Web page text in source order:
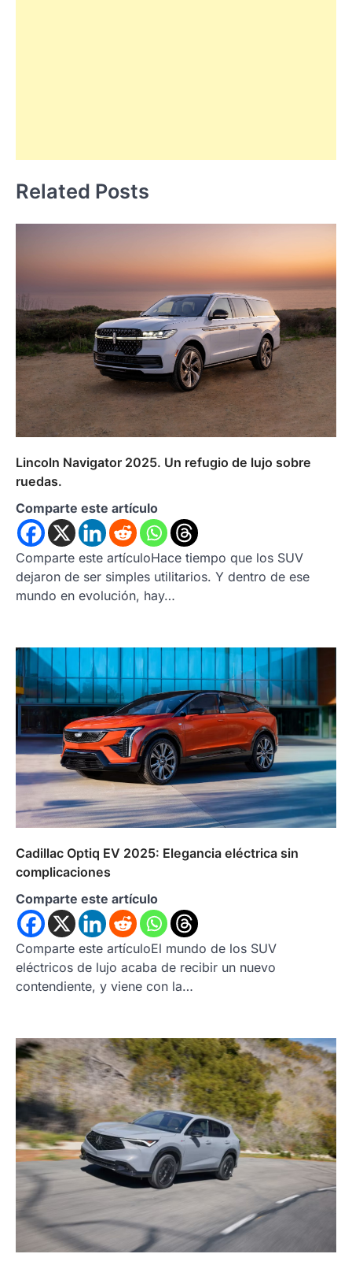
Related Posts
Lincoln Navigator 2025. Un refugio de lujo sobre
ruedas.
Comparte este artículo
Comparte este artículoHace tiempo que los SUV
dejaron de ser simples utilitarios. Y dentro de ese
mundo en evolución, hay…
Cadillac Optiq EV 2025: Elegancia eléctrica sin
complicaciones
Comparte este artículo
Comparte este artículoEl mundo de los SUV
eléctricos de lujo acaba de recibir un nuevo
contendiente, y viene con la…